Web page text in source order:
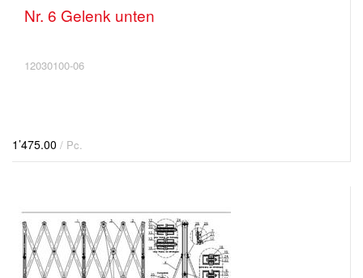
Nr. 6 Gelenk unten
12030100-06
1’475.00 / Pc.